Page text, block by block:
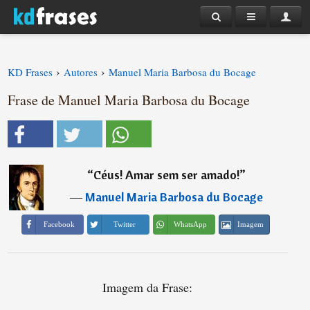
KD Frases › Autores › Manuel Maria Barbosa du Bocage
Frase de Manuel Maria Barbosa du Bocage
“Céus! Amar sem ser amado!”
―Manuel Maria Barbosa du Bocage
Facebook Twitter WhatsApp Imagem
Imagem da Frase: